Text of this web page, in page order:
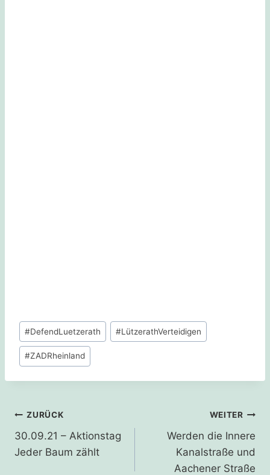
Schlagworte:
#DefendLuetzerath #LützerathVerteidigen
#ZADRheinland
Beitragsnavigation
ZURÜCK
30.09.21 – Aktionstag
Jeder Baum zählt
WEITER
Werden die Innere
Kanalstraße und
Aachener Straße